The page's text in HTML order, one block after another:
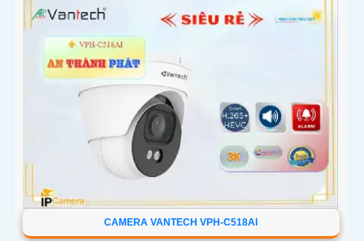
CAMERA VANTECH VPH-C518AI